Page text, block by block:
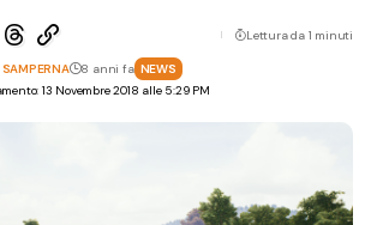
13 Novembre 2018 alle 5:29 PM
8 anni fa NEWS
Lettura da 1 minuti